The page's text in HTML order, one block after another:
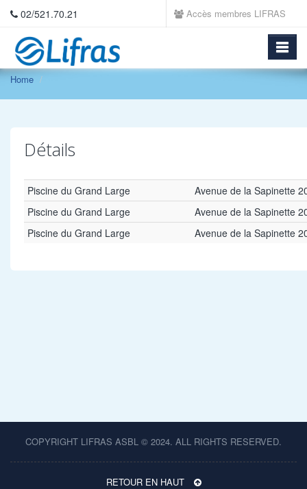
02/521.70.21 Accès membres LIFRAS
Home
Détails
Piscine du Grand Large
Avenue de la Sapinette
Piscine du Grand Large
Avenue de la Sapinette
Piscine du Grand Large
Avenue de la Sapinette
COPYRIGHT LIFRAS ASBL © 2024. ALL RIGHTS RESERVED.
RETOUR EN HAUT